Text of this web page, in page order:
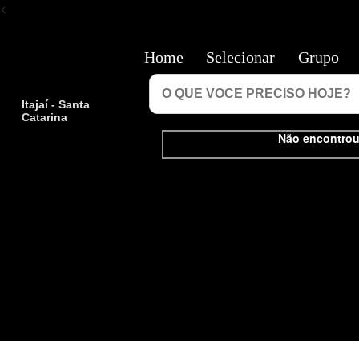
<
Itajaí - Santa
Catarina
Não
Home Selecionar Grupo